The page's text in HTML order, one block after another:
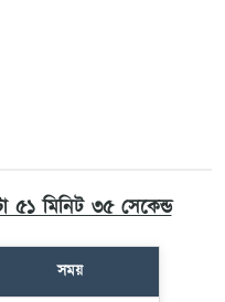
৫১ মিনিট ৩৪ সেকেন্ড
সময়